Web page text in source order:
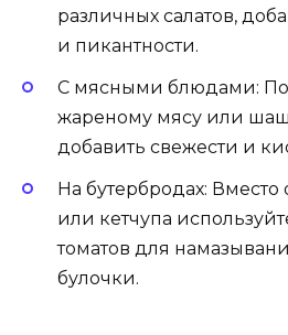
различных салатов,
и пикантности.
С мясными блюдами:
жареному мясу или
добавить свежести и
На бутербродах:
или кетчупа
томатов для
булочки.